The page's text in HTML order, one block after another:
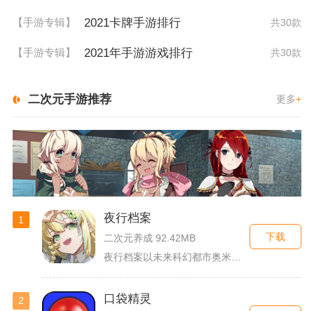
【手游专辑】 2021卡牌手游排行 共30款
【手游专辑】 2021年手游游戏排行 共30款
二次元手游推荐 更多+
1 夜行档案
二次元养成 92.42MB
下载
2 口袋精灵